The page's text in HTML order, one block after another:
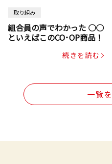
取り組み
組合員の声でわかった ○○
といえばこのCO･OP商品！
続きを読む
一覧